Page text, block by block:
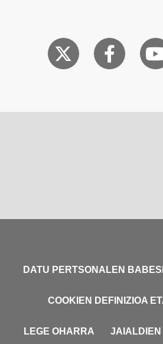
DATU PERTSONALEN
COOKIEN DEFINIZIOA
LEGE OHARRA